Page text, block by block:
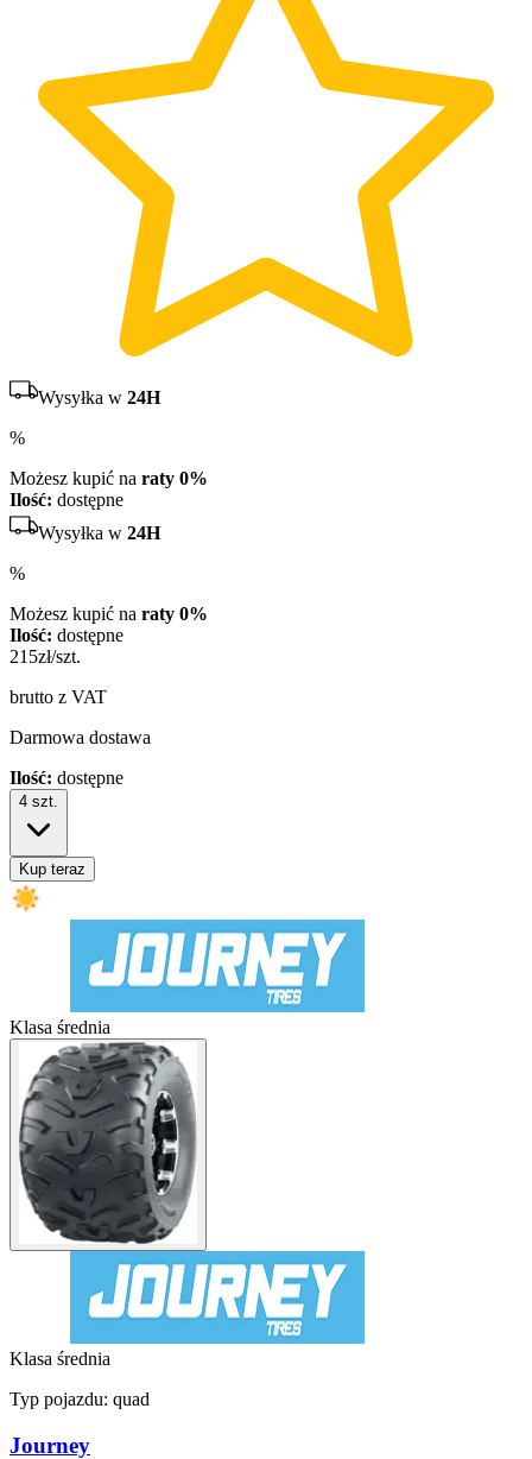
Wysyłka w 24H
%
Możesz kupić na raty 0%
Ilość: dostępne
Wysyłka w 24H
%
Możesz kupić na raty 0%
Ilość: dostępne
215zł/szt.
brutto z VAT
Darmowa dostawa
Ilość: dostępne
4 szt.
Kup teraz
Klasa średnia
Klasa średnia
Typ pojazdu: quad
Journey